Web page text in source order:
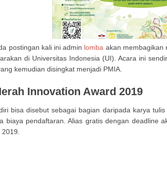
postingan kali ini admin lomba akan membagikan
di Universitas Indonesia (UI). Acara ini
kemudian disingkat menjadi PMIA.
Innovation Award 2019
bisa disebut sebagai bagian daripada karya
biaya pendaftaran. Alias gratis dengan deadline